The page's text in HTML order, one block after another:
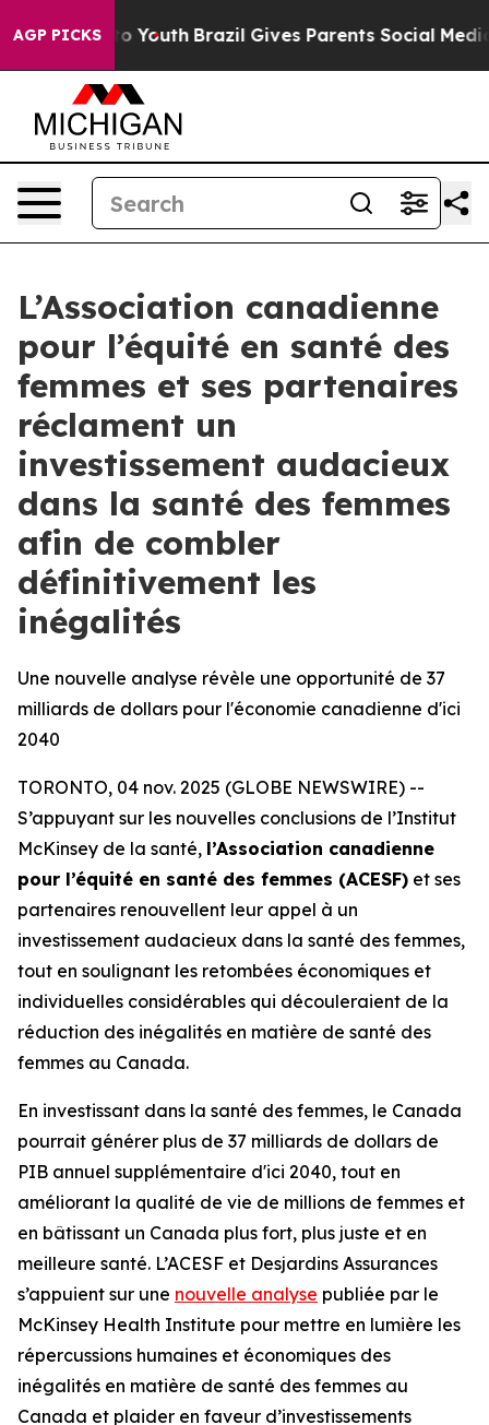
AGP PICKS
to Youth Brazil Gives Parents Social Media
L’Association canadienne
pour l’équité en santé des
femmes et ses partenaires
réclament un
investissement audacieux
dans la santé des femmes
afin de combler
définitivement les
inégalités
Une nouvelle analyse révèle une opportunité de 37
milliards de dollars pour l'économie canadienne d'ici
2040
TORONTO, 04 nov. 2025 (GLOBE NEWSWIRE) --
S’appuyant sur les nouvelles conclusions de l’Institut
McKinsey de la santé, l’Association canadienne
pour l’équité en santé des femmes (ACESF) et ses
partenaires renouvellent leur appel à un
investissement audacieux dans la santé des femmes,
tout en soulignant les retombées économiques et
individuelles considérables qui découleraient de la
réduction des inégalités en matière de santé des
femmes au Canada.
En investissant dans la santé des femmes, le Canada
pourrait générer plus de 37 milliards de dollars de
PIB annuel supplémentaire d'ici 2040, tout en
améliorant la qualité de vie de millions de femmes et
en bâtissant un Canada plus fort, plus juste et en
meilleure santé. L’ACESF et Desjardins Assurances
s’appuient sur une nouvelle analyse publiée par le
McKinsey Health Institute pour mettre en lumière les
répercussions humaines et économiques des
inégalités en matière de santé des femmes au
Canada et plaider en faveur d’investissements